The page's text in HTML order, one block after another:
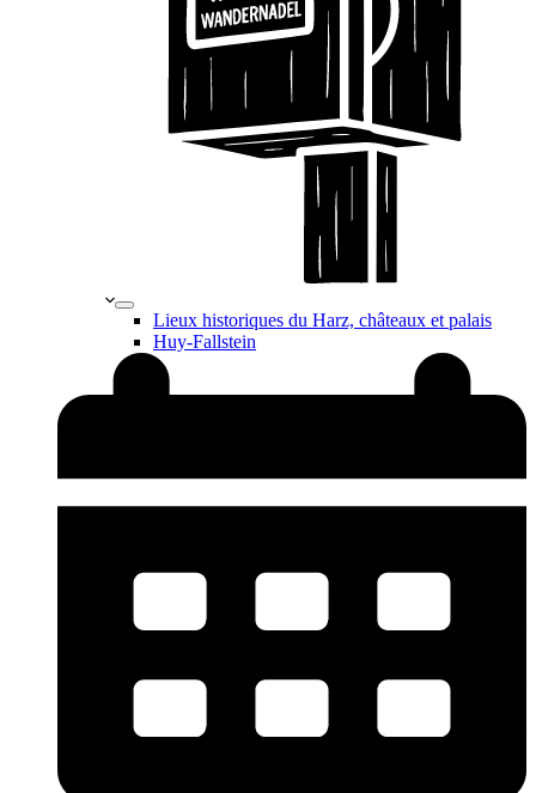
Lieux historiques du Harz, châteaux et palais
Huy-Fallstein